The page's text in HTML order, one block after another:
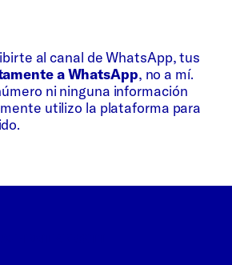
al canal de WhatsApp, tus
a WhatsApp, no a mí.
ni ninguna información
utilizo la plataforma para